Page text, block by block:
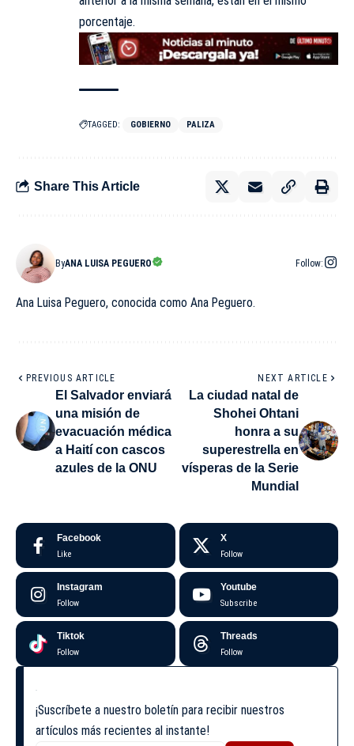
porcentaje.
TAGGED: GOBIERNO PALIZA
Share This Article
ByANA LUISA PEGUERO Follow:
Ana Luisa Peguero, conocida como Ana Peguero.
PREVIOUS ARTICLE
El Salvador enviará
una misión de
evacuación médica
a Haití con cascos
azules de la ONU
NEXT ARTICLE
La ciudad natal de
Shohei Ohtani
honra a su
superestrella en
vísperas de la Serie
Mundial
Facebook
Like
X
Follow
Instagram
Follow
Youtube
Subscribe
Tiktok
Follow
Threads
Follow
¡Suscríbete a nuestro boletín para recibir nuestros
artículos más recientes al instante!